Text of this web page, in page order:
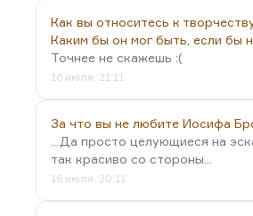
Как вы относитесь к
Каким бы он мог быть, если бы
Точнее не скажешь :(
16 июля, 21:11
За что вы не любите Иосифа
...Да просто целующиеся на
так красиво со стороны...
16 июля, 20:11